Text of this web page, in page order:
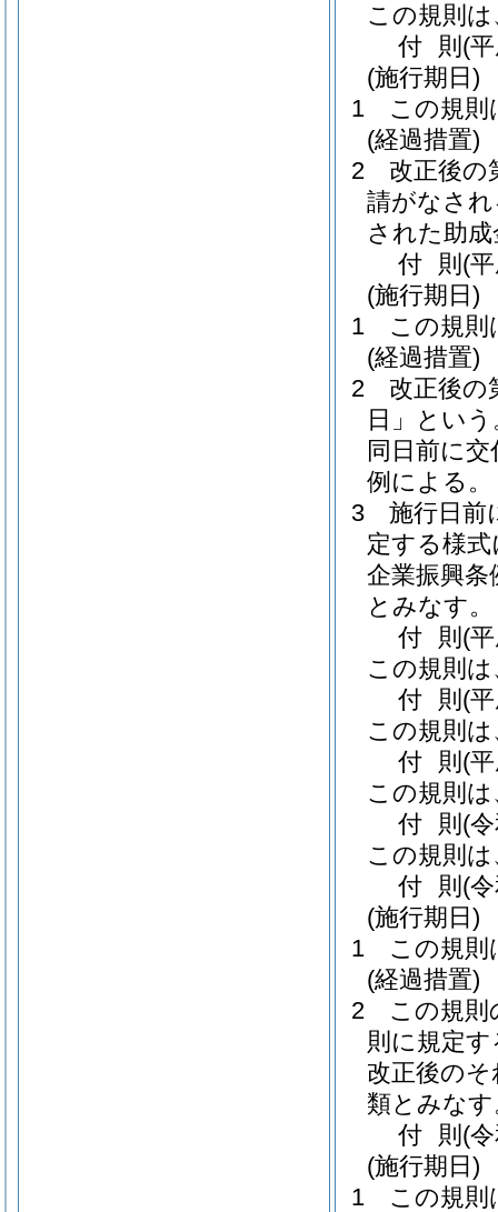
この規則
付 則 (
(施行期日)
1
この規則
(経過措置)
2
改正後の
請がなさ
された助
付 則 (
(施行期日)
1
この規則
(経過措置)
2
改正後の
日」という
同日前に
例による。
3
施行日前
定する様
企業振興
とみなす。
付 則 (
この規則
付 則 (
この規則
付 則 (
この規則
付 則 (
この規則
付 則 (
(施行期日)
1
この規則
(経過措置)
2
この規
則に規定
改正後の
類とみなす
付 則 (
(施行期日)
1
この規則